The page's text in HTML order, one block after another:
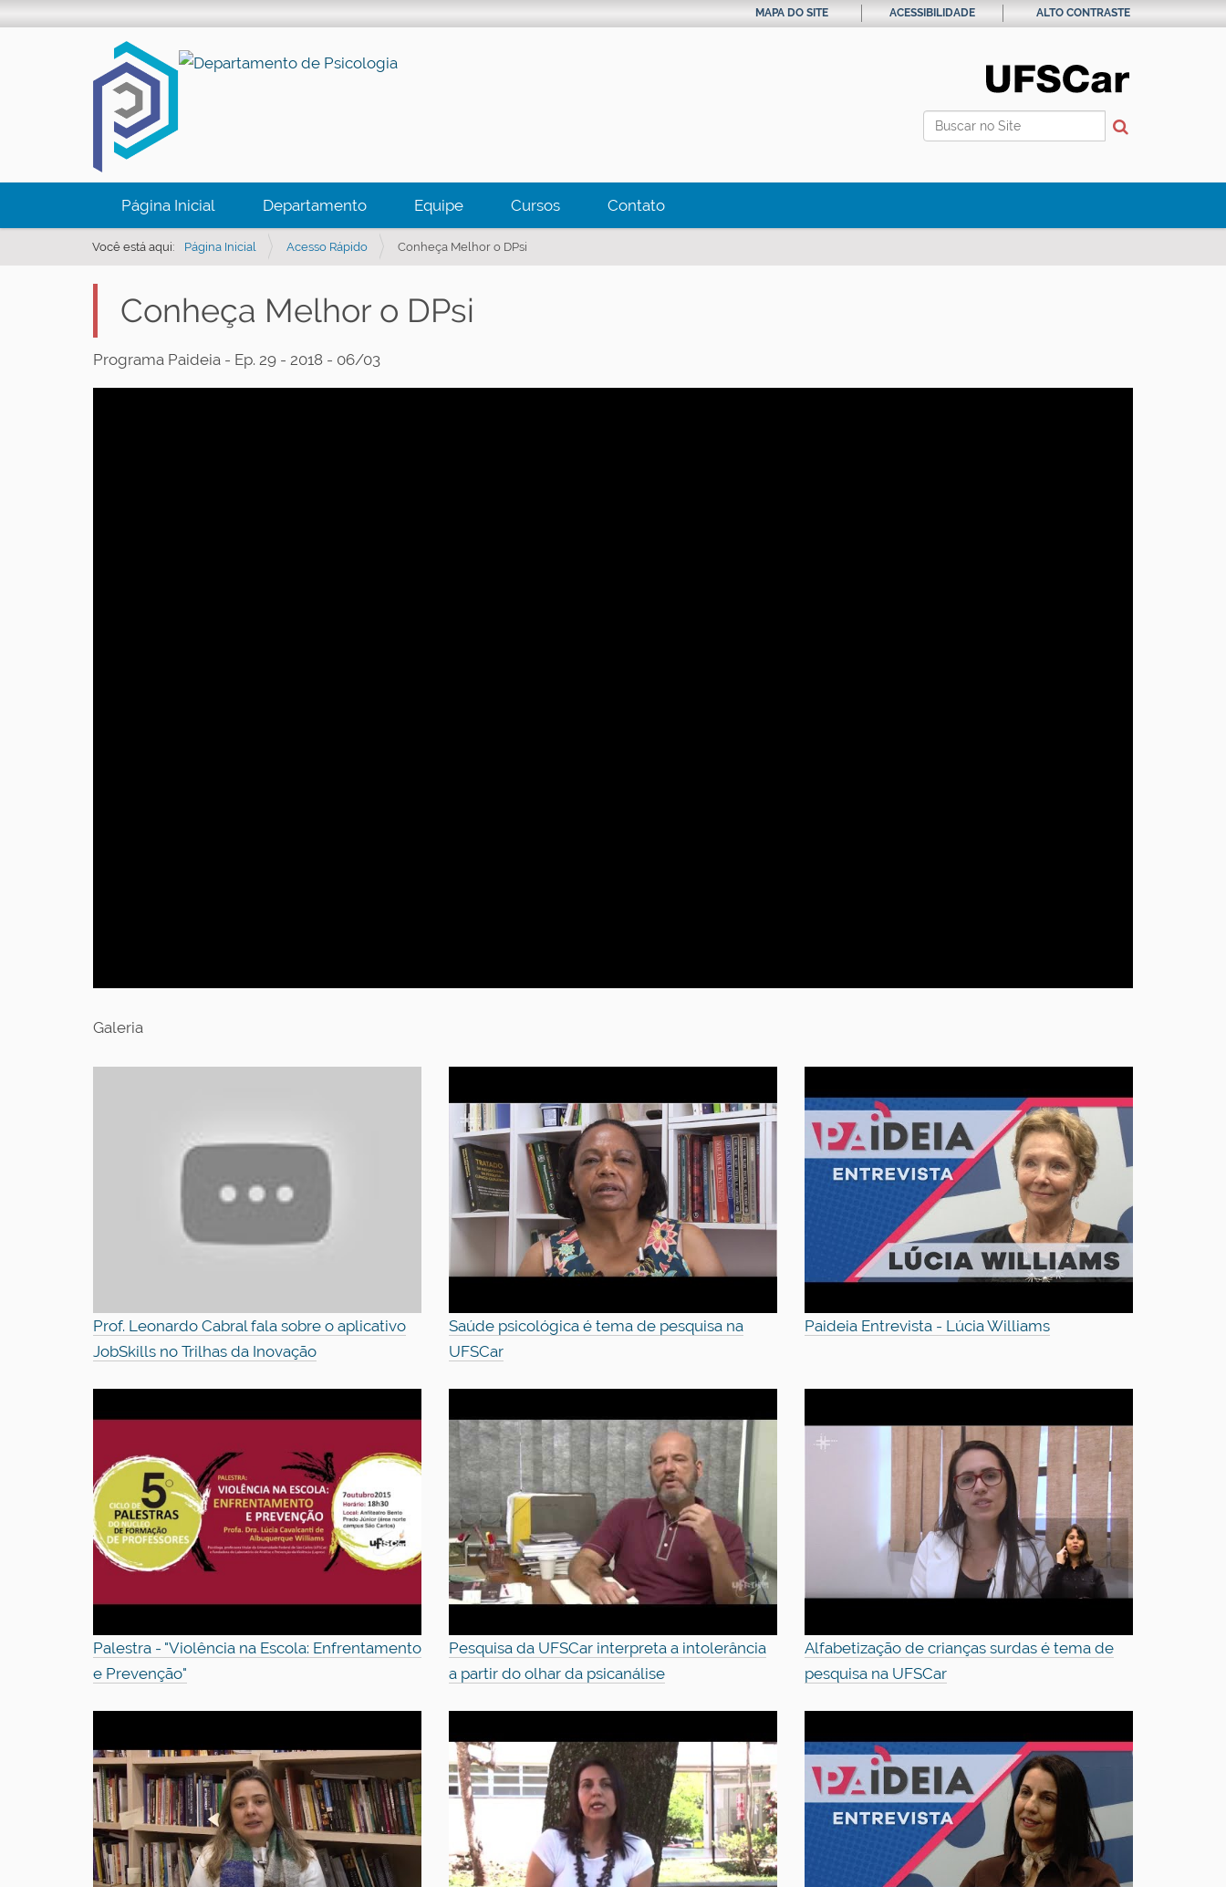
Busca
MAPA DO SITE ACESSIBILIDADE ALTO CONTRASTE
Página Inicial Departamento Equipe Cursos Contato
Você está aqui: Página Inicial Acesso Rápido Conheça Melhor o DPsi
Conheça Melhor o DPsi
Programa Paideia - Ep. 29 - 2018 - 06/03
Galeria
Prof. Leonardo Cabral fala sobre o aplicativo
JobSkills no Trilhas da Inovação
Saúde psicológica é tema de pesquisa na
UFSCar
Paideia Entrevista - Lúcia Williams
Palestra - "Violência na Escola: Enfrentamento
e Prevenção"
Pesquisa da UFSCar interpreta a intolerância
a partir do olhar da psicanálise
Alfabetização de crianças surdas é tema de
pesquisa na UFSCar